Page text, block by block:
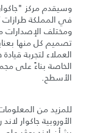
ومختلف الإصدارات
تصميم كل منها
الخاصة بناءً على
الأسطح.
للمزيد من